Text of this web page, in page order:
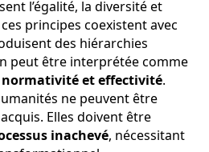
l’égalité, la diversité et
principes coexistent avec
des hiérarchies
peut être interprétée comme
normativité et effectivité.
ne peuvent être
Elles doivent être
inachevé, nécessitant